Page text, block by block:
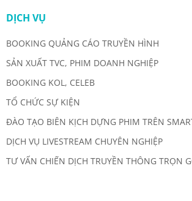
DỊCH VỤ
BOOKING QUẢNG CÁO TRUYỀN HÌNH
SẢN XUẤT TVC, PHIM DOANH NGHIỆP
BOOKING KOL, CELEB
TỔ CHỨC SỰ KIỆN
ĐÀO TẠO BIÊN KỊCH DỰNG PHIM TRÊN
DỊCH VỤ LIVESTREAM CHUYÊN NGHIỆP
TƯ VẤN CHIẾN DỊCH TRUYỀN THÔNG TRỌN